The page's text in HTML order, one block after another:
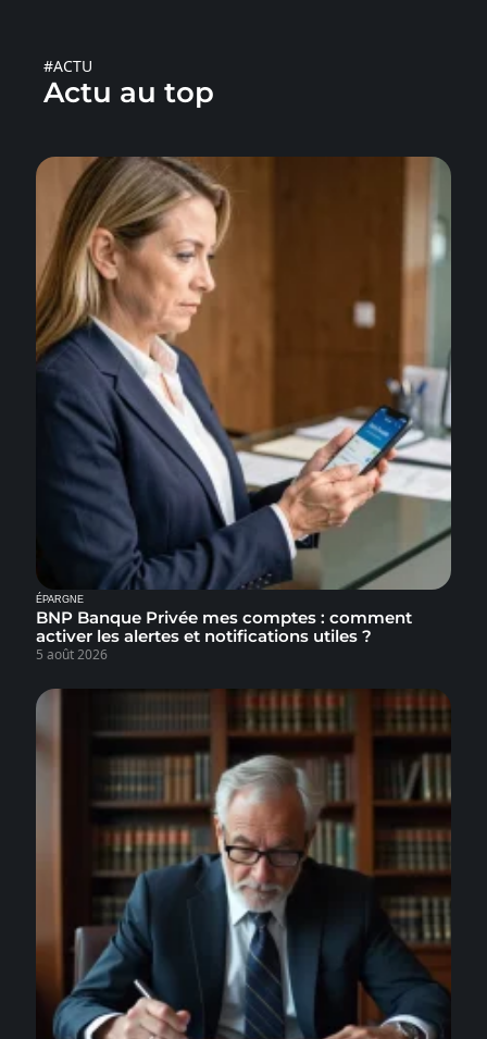
#ACTU
Actu au top
ÉPARGNE
BNP Banque Privée mes comptes : comment
activer les alertes et notifications utiles ?
5 août 2026